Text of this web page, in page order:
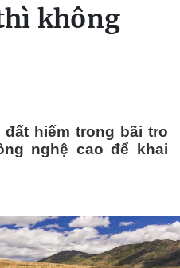
không
hiếm trong bãi tro
nghệ cao để khai